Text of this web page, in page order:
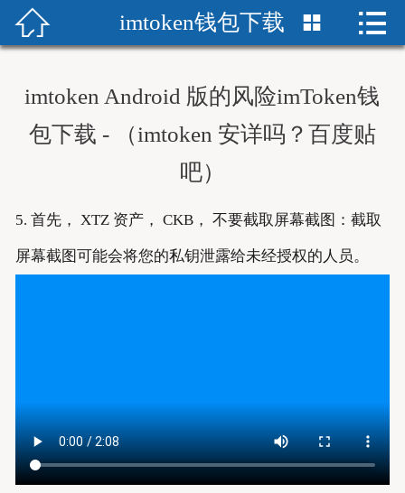
 首页
imToken中文版
imtoken下载
下载imToken
 imtoken钱包下载  
imtoken Android 版的风险imToken钱
包下载 - （imtoken 安详吗？百度贴
吧）
5. 首先， XTZ 资产， CKB， 不要截取屏幕截图：截取
屏幕截图可能会将您的私钥泄露给未经授权的人员。